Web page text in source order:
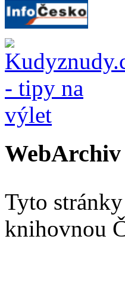
WebArchiv
Tyto
knihovnou